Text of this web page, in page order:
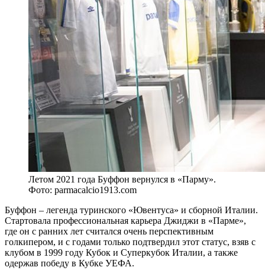
Летом 2021 года Буффон вернулся в «Парму».
Фото: parmacalcio1913.com
Буффон – легенда туринского «Ювентуса» и сборной Италии.
Стартовала профессиональная карьера Джиджи в «Парме»,
где он с ранних лет считался очень перспективным
голкипером, и с годами только подтвердил этот статус, взяв с
клубом в 1999 году Кубок и Суперкубок Италии, а также
одержав победу в Кубке УЕФА.